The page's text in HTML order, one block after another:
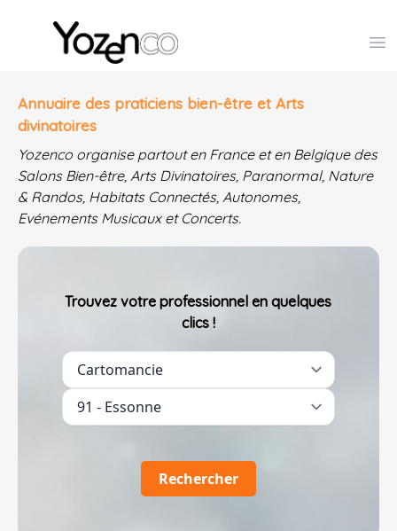
Yozenco - Organisateur de Salons, Evénements et
Annuaire des praticiens bien-être et Arts
divinatoires
Yozenco organise partout en France et en Belgique des
Salons Bien-être, Arts Divinatoires, Paranormal, Nature
& Randos, Habitats Connectés, Autonomes,
Evénements Musicaux et Concerts.
Trouvez votre professionnel en quelques
clics !
Rechercher